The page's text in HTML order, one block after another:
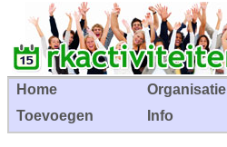
Home Organisatie
Toevoegen
Info